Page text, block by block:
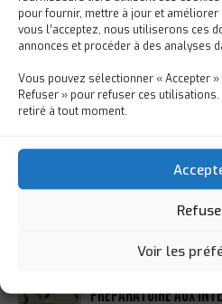
pour fournir, mettre à jour et améliorer
vous l’acceptez, nous utiliserons ces
annonces et procéder à des analyses
Vous pouvez sélectionner « Accepter
Refuser » pour refuser ces
retiré à tout moment.
Voir les
LES POULES DE LA
OFFICIELLES
25 JUIN 2026
UNE NOUVELLE ÉTAPE
LES MOINS DE 12 ANS
19 JUIN 2026
PRÉPARATOIRE AUX